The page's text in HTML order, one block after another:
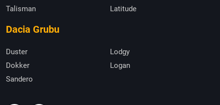
Talisman
Latitude
Dacia Grubu
Duster
Lodgy
Dokker
Logan
Sandero